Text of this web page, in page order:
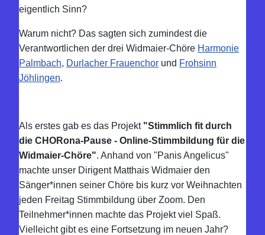
eigentlich Sinn?
Warum nicht? Das sagten sich zumindest die
Verantwortlichen der drei Widmaier-Chöre Harmonie
Palmbach, Durlacher Frauenchor und Frohsinn
Jöhlingen.
Als erstes gab es das Projekt "Stimmlich fit durch
die CHORona-Pause - Online-Stimmbildung für die
Widmaier-Chöre". Anhand von "Panis Angelicus"
machte unser Dirigent Matthais Widmaier den
Sänger*innen seiner Chöre bis kurz vor Weihnachten
jeden Freitag Stimmbildung über Zoom. Den
Teilnehmer*innen machte das Projekt viel Spaß.
Vielleicht gibt es eine Fortsetzung im neuen Jahr?